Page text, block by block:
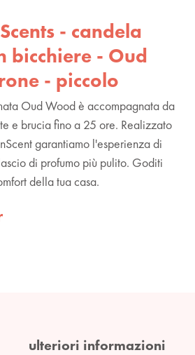
- candela
bicchiere - Oud
- piccolo
Oud Wood è accompagnata da
e brucia fino a 25 ore. Realizzato
garantiamo l'esperienza di
di profumo più pulito. Goditi
della tua casa.
ulteriori informazioni